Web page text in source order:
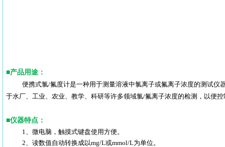
■产品用途：
便携式氯/氟度计是一种用于测量溶液中氯离子或氟离子浓度的测试
于水厂、工业、农业、教学、科研等许多领域氯/氟离子浓度的检测，以便
■仪器特点：
1、微电脑，触摸式键盘使用方便。
2、读数值自动转换成以mg/L或mmol/L为单位。